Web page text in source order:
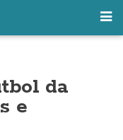
da
e